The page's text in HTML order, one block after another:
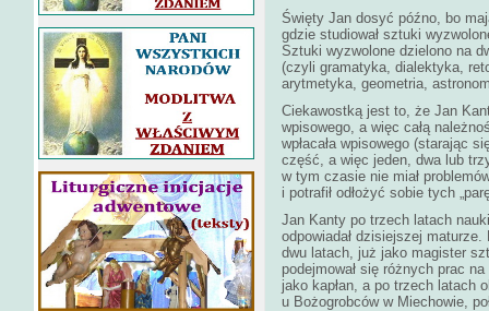
Święty Jan dosyć późno, bo
gdzie studiował sztuki
Sztuki wyzwolone dzielono na
(czyli gramatyka, dialektyka,
arytmetyka, geometria,
Ciekawostką jest to, że Jan
wpisowego, a więc całą
wpłacała wpisowego (starając
część, a więc jeden, dwa lub
w tym czasie nie miał
i potrafił odłożyć sobie tych
Jan Kanty po trzech latach
odpowiadał dzisiejszej
dwu latach, już jako magister
podejmował się różnych prac
jako kapłan, a po trzech latach
u Bożogrobców w Miechowie,